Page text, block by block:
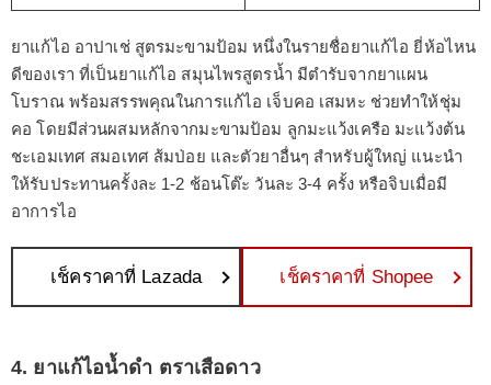
ยาแก้ไอ อาปาเช่ สูตรมะขามป้อม หนึ่งในรายชื่อยาแก้ไอ ยี่ห้อไหน
ดีของเรา ที่เป็นยาแก้ไอ สมุนไพรสูตรน้ำ มีตำรับจากยาแผน
โบราณ พร้อมสรรพคุณในการแก้ไอ เจ็บคอ เสมหะ ช่วยทำให้ชุ่ม
คอ โดยมีส่วนผสมหลักจากมะขามป้อม ลูกมะแว้งเครือ มะแว้งต้น
ชะเอมเทศ สมอเทศ ส้มป่อย และตัวยาอื่นๆ สำหรับผู้ใหญ่ แนะนำ
ให้รับประทานครั้งละ 1-2 ช้อนโต๊ะ วันละ 3-4 ครั้ง หรือจิบเมื่อมี
อาการไอ
เช็คราคาที่ Lazada เช็คราคาที่ Shopee
4. ยาแก้ไอน้ำดำ ตราเสือดาว